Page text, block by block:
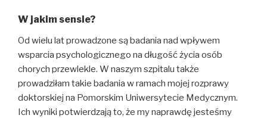
W jakim sensie?
Od wielu lat prowadzone są badania nad wpływem
wsparcia psychologicznego na długość życia osób
chorych przewlekle. W naszym szpitalu także
prowadziłam takie badania w ramach mojej rozprawy
doktorskiej na Pomorskim Uniwersytecie Medycznym.
Ich wyniki potwierdzają to, że my naprawdę jesteśmy